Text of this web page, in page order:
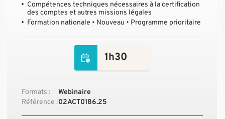
Compétences techniques nécessaires à la certification
des comptes et autres missions légales
Formation nationale • Nouveau • Programme prioritaire
1h30
Formats :
Webinaire
Référence :02ACT0186.25